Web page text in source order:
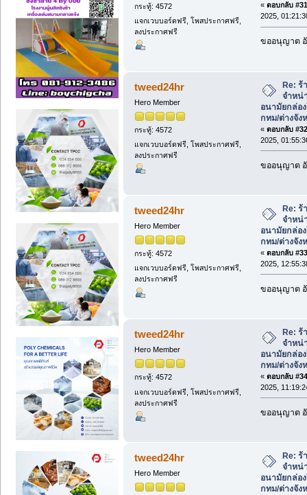
กระทู้: 4572
แจกเวบบอร์ดฟรี, โพสประกาศฟรี,
ลงประกาศฟรี
« ตอบกลับ
2025,
ขออนุญาต
tweed24hr
Hero Member
กระทู้: 4572
แจกเวบบอร์ดฟรี, โพสประกาศฟรี,
ลงประกาศฟรี
Re: ร้
จำหน่
อนามัยกล่อ
กทม/ต่างจัง
« ตอบกลับ
2025,
ขออนุญาต
tweed24hr
Hero Member
กระทู้: 4572
แจกเวบบอร์ดฟรี, โพสประกาศฟรี,
ลงประกาศฟรี
Re: ร้
จำหน่
อนามัยกล่อ
กทม/ต่างจัง
« ตอบกลับ
2025,
ขออนุญาต
tweed24hr
Hero Member
กระทู้: 4572
แจกเวบบอร์ดฟรี, โพสประกาศฟรี,
ลงประกาศฟรี
Re:
จำหน่
อนามัยกล่อ
กทม/ต่างจัง
« ตอบกลับ
2025,
ขออนุญาต
tweed24hr
Hero Member
Re:
จำหน่
อนามัยกล่อ
กทม/ต่างจัง